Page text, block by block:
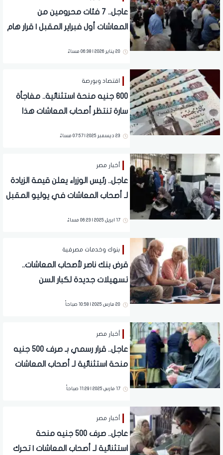
عاجل.. 7 فئات محرومين من
المعاشات أول فبراير المقبل | قرار هام
20 يناير 2026 | 06:38 مساءً
اقتصاد وبورصة
600 جنيه منحة استثنائية.. مفاجأة
سارة تنتظر أصحاب المعاشات هذا
23 ديسمبر 2025 | 07:57 مساءً
أخبار مصر
عاجل.. رئيس الوزراء يعلن قيمة الزيادة
لـ أصحاب المعاشات في يوليو المقبل
17 ابريل 2025 | 06:23 مساءً
بنوك وخدمات مصرفية
قرض بنك ناصر لأصحاب المعاشات..
تسهيلات جديدة لكبار السن
20 مارس 2025 | 10:58 صباحاً
أخبار مصر
عاجل.. قرار رسمي بـ صرف 500 جنيه
منحة استثنائية لـ أصحاب المعاشات
المعاشات
17 مارس 2025 | 11:29 صباحاً
أخبار مصر
عاجل.. صرف 500 جنيه منحة
استثنائية لـ أصحاب المعاشات | تحرك